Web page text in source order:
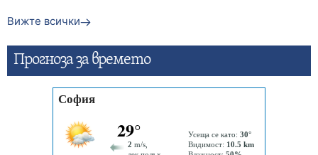
Вижте всички
Прогнозa за времето